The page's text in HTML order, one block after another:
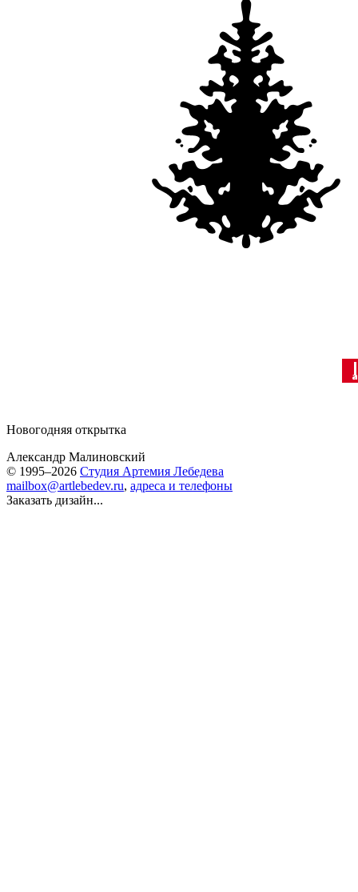
Новогодняя открытка
Александр Малиновский
© 1995–2026 Студия Артемия Лебедева
mailbox@artlebedev.ru, адреса и телефоны
Заказать дизайн...